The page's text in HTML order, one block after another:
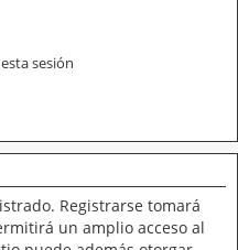
sesión
Registrarse tomará
un amplio acceso al